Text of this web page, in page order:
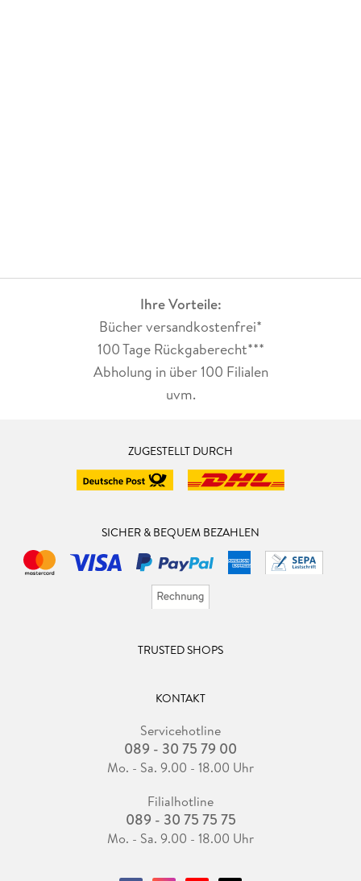
Ihre Vorteile:
Bücher versandkostenfrei*
100 Tage Rückgaberecht***
Abholung in über 100 Filialen
uvm.
ZUGESTELLT DURCH
SICHER & BEQUEM BEZAHLEN
TRUSTED SHOPS
KONTAKT
Servicehotline
089 - 30 75 79 00
Mo. - Sa. 9.00 - 18.00 Uhr
Filialhotline
089 - 30 75 75 75
Mo. - Sa. 9.00 - 18.00 Uhr